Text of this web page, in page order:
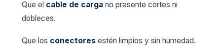
Que el cable de carga no presente cortes ni
dobleces.
Que los conectores estén limpios y sin humedad.